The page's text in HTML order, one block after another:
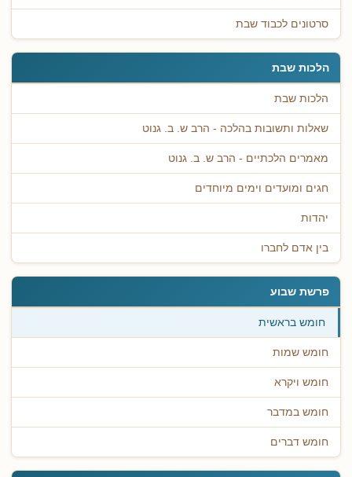
סרטונים לכבוד שבת
הלכות שבת
הלכות שבת
שאלות ותשובות בהלכה - הרב ש. ב. גנוט
מאמרים הלכתיים - הרב ש. ב. גנוט
חגים ומועדים וימים מיוחדים
יהדות
בין אדם לחברו
פרשת שבוע
חומש בראשית
חומש שמות
חומש ויקרא
חומש במדבר
חומש דברים